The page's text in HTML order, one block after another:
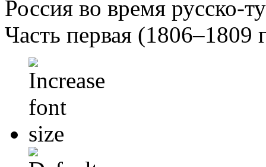
Россия во время русско-
Часть первая (1806–1809